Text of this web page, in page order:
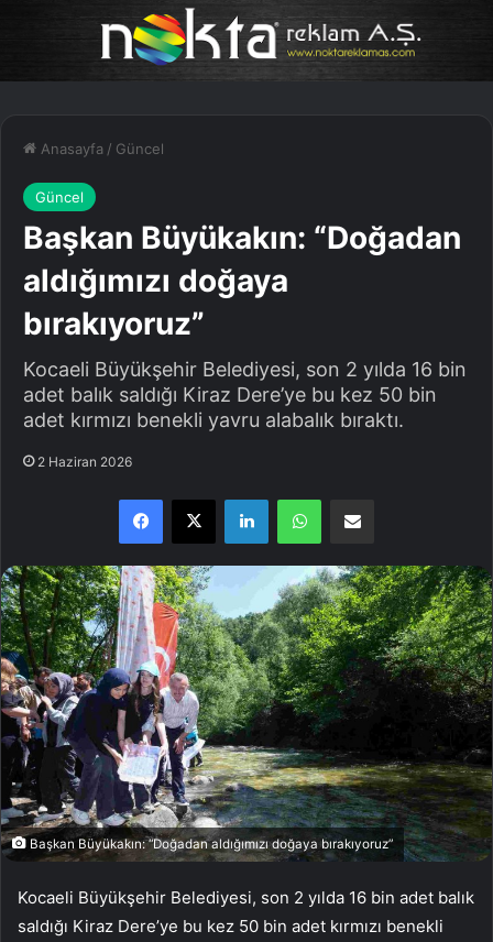
Anasayfa / Güncel
Güncel
Başkan Büyükakın: “Doğadan
aldığımızı doğaya
bırakıyoruz”
Kocaeli Büyükşehir Belediyesi, son 2 yılda 16 bin
adet balık saldığı Kiraz Dere’ye bu kez 50 bin
adet kırmızı benekli yavru alabalık bıraktı.
2 Haziran 2026
Başkan Büyükakın: “Doğadan aldığımızı doğaya bırakıyoruz”
Kocaeli Büyükşehir Belediyesi, son 2 yılda 16 bin adet balık
saldığı Kiraz Dere’ye bu kez 50 bin adet kırmızı benekli